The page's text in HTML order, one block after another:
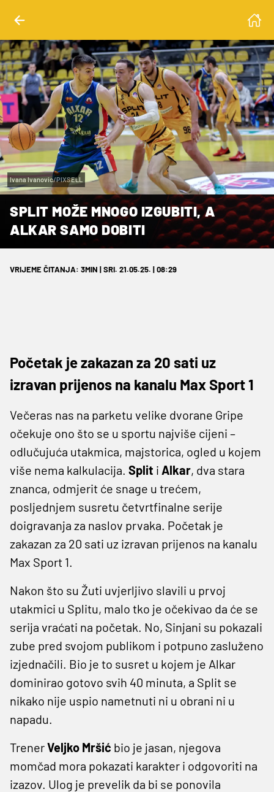
Ivana Ivanovic/PIXSELL
SPLIT MOŽE MNOGO IZGUBITI, A
ALKAR SAMO DOBITI
VRIJEME ČITANJA: 3MIN | SRI. 21.05.25. | 08:29
Početak je zakazan za 20 sati uz
izravan prijenos na kanalu Max Sport 1
Večeras nas na parketu velike dvorane Gripe
očekuje ono što se u sportu najviše cijeni –
odlučujuća utakmica, majstorica, ogled u kojem
više nema kalkulacija. Split i Alkar, dva stara
znanca, odmjerit će snage u trećem,
posljednjem susretu četvrtfinalne serije
doigravanja za naslov prvaka. Početak je
zakazan za 20 sati uz izravan prijenos na kanalu
Max Sport 1.
Nakon što su Žuti uvjerljivo slavili u prvoj
utakmici u Splitu, malo tko je očekivao da će se
serija vraćati na početak. No, Sinjani su pokazali
zube pred svojom publikom i potpuno zasluženo
izjednačili. Bio je to susret u kojem je Alkar
dominirao gotovo svih 40 minuta, a Split se
nikako nije uspio nametnuti ni u obrani ni u
napadu.
TrenerVeljko Mršić bio je jasan, njegova
momčad mora pokazati karakter i odgovoriti na
izazov. Ulog je prevelik da bi se ponovila